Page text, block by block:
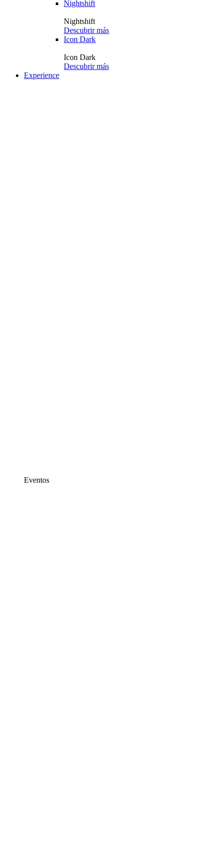
Nightshift
Nightshift
Descubrir más
Icon Dark
Icon Dark
Descubrir más
Experience
Eventos